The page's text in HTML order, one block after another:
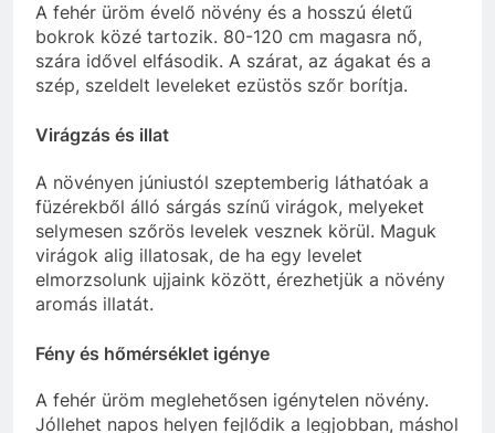
A fehér üröm évelő növény és a hosszú életű
bokrok közé tartozik. 80-120 cm magasra nő,
szára idővel elfásodik. A szárat, az ágakat és a
szép, szeldelt leveleket ezüstös szőr borítja.
Virágzás és illat
A növényen júniustól szeptemberig láthatóak a
füzérekből álló sárgás színű virágok, melyeket
selymesen szőrös levelek vesznek körül. Maguk
virágok alig illatosak, de ha egy levelet
elmorzsolunk ujjaink között, érezhetjük a növény
aromás illatát.
Fény és hőmérséklet igénye
A fehér üröm meglehetősen igénytelen növény.
Jóllehet napos helyen fejlődik a legjobban, máshol